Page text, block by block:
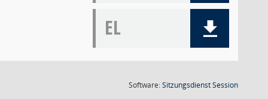
EL
Software:SitzungsdienstSession(Wird in